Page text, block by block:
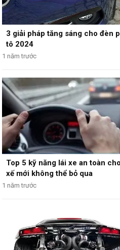
3 giải pháp tăng sáng cho đèn
tô 2024
1 năm trước
Top 5 kỹ năng lái xe an toàn
xế mới không thể bỏ qua
1 năm trước